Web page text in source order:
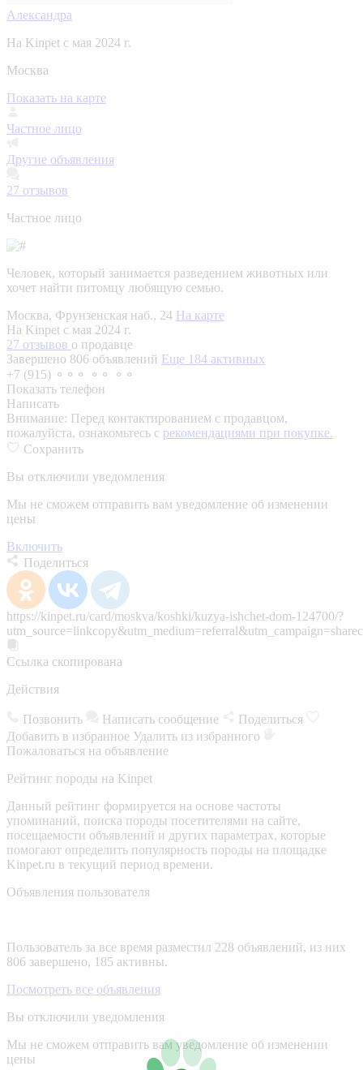
Александра
На Kinpet c мая 2024 г.
Москва
Показать на карте
Частное лицо
Другие объявления
27 отзывов
Частное лицо
Человек, который занимается разведением животных или
хочет найти питомцу любящую семью.
Москва, Фрунзенская наб., 24 На карте
На Kinpet c мая 2024 г.
27 отзывов о продавце
Завершено 806 объявлений Еще 184 активных
+7 (915) ⚬⚬⚬ ⚬⚬ ⚬⚬
Показать телефон
Написать
Внимание: Перед контактированием с продавцом,
пожалуйста, ознакомьтесь с рекомендациями при покупке.
Сохранить
Вы отключили уведомления
Мы не сможем отправить вам уведомление об изменении
цены
Включить
Поделиться
https://kinpet.ru/card/moskva/koshki/kuzya-ishchet-dom-124700/?
Ссылка скопирована
Действия
Позвонить Написать сообщение
Поделиться
Добавить в избранное Удалить из избранного
Пожаловаться на объявление
Рейтинг породы на Kinpet
Данный рейтинг формируется на основе частоты
упоминаний, поиска породы посетителями на сайте,
посещаемости объявлений и других параметрах, которые
помогают определить популярность породы на площадке
Kinpet.ru в текущий период времени.
Объявления пользователя
Пользователь за все время разместил 228 объявлений, из них
806 завершено, 185 активны.
Посмотреть все объявления
Вы отключили уведомления
Мы не сможем отправить вам уведомление об изменении
цены